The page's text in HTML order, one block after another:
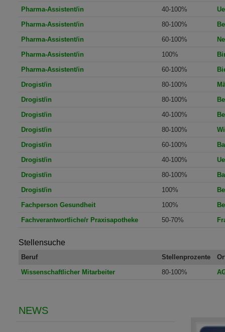
Pharma-Assistent/in
40-100%
Pharma-Assistent/in
80-100%
Pharma-Assistent/in
60-100%
Pharma-Assistent/in
100%
Pharma-Assistent/in
60-100%
Drogist/in
80-100%
Drogist/in
80-100%
Drogist/in
40-100%
Drogist/in
80-100%
Drogist/in
60-100%
Drogist/in
40-100%
Drogist/in
80-100%
Drogist/in
100%
Fachperson Gesundheit
100%
Fachverantwortliche/r Praxisapotheke
50-70%
Stellensuche
Beruf Stellenprozente
Wissenschaftlicher Mitarbeiter
80-100%
NEWS